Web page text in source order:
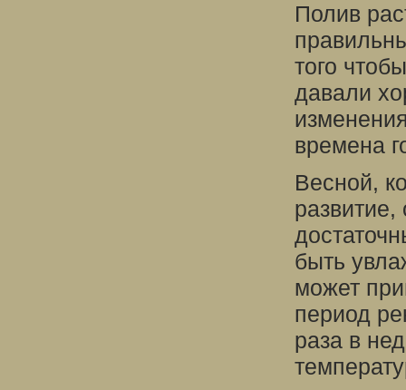
Полив
того
давали
времена
Весной,
быть
может
период
раза в